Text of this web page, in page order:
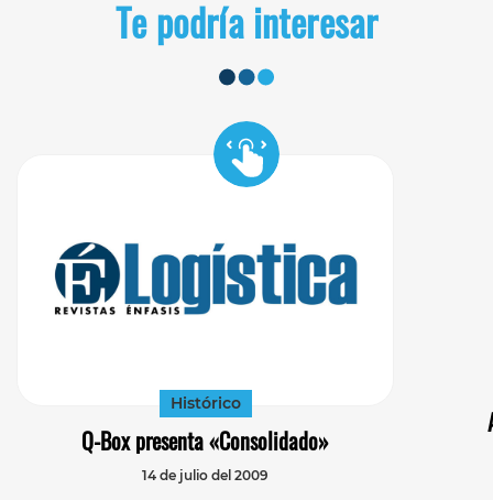
Te podría interesar
Histórico
Q-Box presenta «Consolidado»
14 de julio del 2009